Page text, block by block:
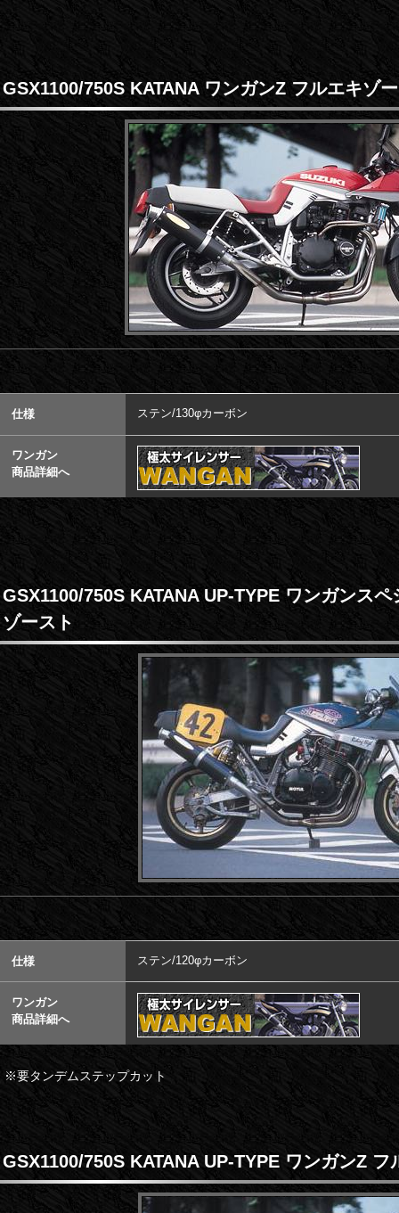
GSX1100/750S KATANA ワンガンZ フルエキゾ
仕様 ステン/130φカーボン
ワンガン
商品詳細へ
GSX1100/750S KATANA UP-TYPE ワンガンス
ゾースト
仕様 ステン/120φカーボン
ワンガン
商品詳細へ
※要タンデムステップカット
GSX1100/750S KATANA UP-TYPE ワンガンZ フ